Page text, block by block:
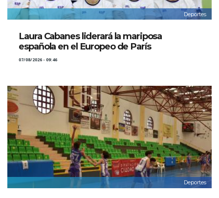
Deportes
Laura Cabanes liderará la mariposa
española en el Europeo de París
07/08/2026 - 09:46
Deportes